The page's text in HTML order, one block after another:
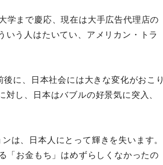
学まで慶応、現在は大手広告代理店の
う人はたいてい、アメリカン・トラ
に、日本社会には大きな変化がおこり
し、日本はバブルの好景気に突入、
は、日本人にとって輝きを失います。
「お金もち」はめずらしくなかったの